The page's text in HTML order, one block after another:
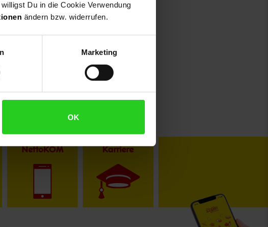
Du in die Cookie Verwendung
ändern bzw. widerrufen.
Marketing
OK
NettoKOM Karriere